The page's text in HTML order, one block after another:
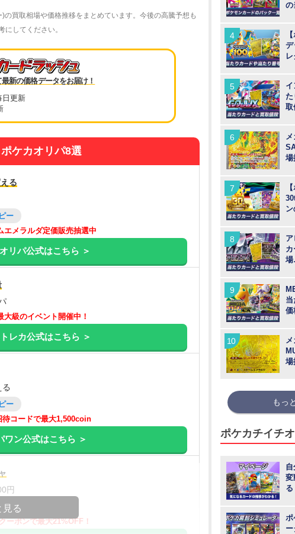
買取相場や価格推移をまとめています。今後の高騰予想も
してください。
新の価格データをお届け！
日更新
ケカオリパ8選
る
ー
エメラルダ定価販売抽選中
リパ公式はこちら ＞
大級のイベント開催中！
レカ公式はこちら ＞
ー
待コードで最大1,500coin
ワン公式はこちら ＞
円
ー
ーポンで最大21%OFF！
見る
の
デ
た
取
場
ア
カ
場
価
場
もっ
ポケカチイチ
変
ポ